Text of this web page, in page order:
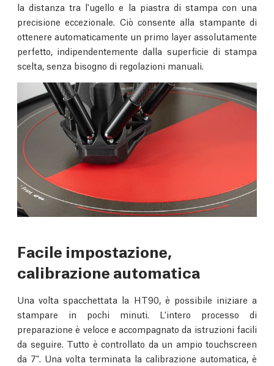
la distanza tra l'ugello e la piastra di stampa con una
precisione eccezionale. Ciò consente alla stampante di
ottenere automaticamente un primo layer assolutamente
perfetto, indipendentemente dalla superficie di stampa
scelta, senza bisogno di regolazioni manuali.
Facile impostazione,
calibrazione automatica
Una volta spacchettata la HT90, è possibile iniziare a
stampare in pochi minuti. L'intero processo di
preparazione è veloce e accompagnato da istruzioni facili
da seguire. Tutto è controllato da un ampio touchscreen
da 7". Una volta terminata la calibrazione automatica, è